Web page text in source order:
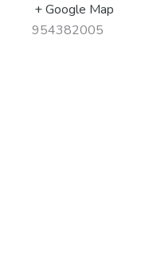
+ Google Map
954382005